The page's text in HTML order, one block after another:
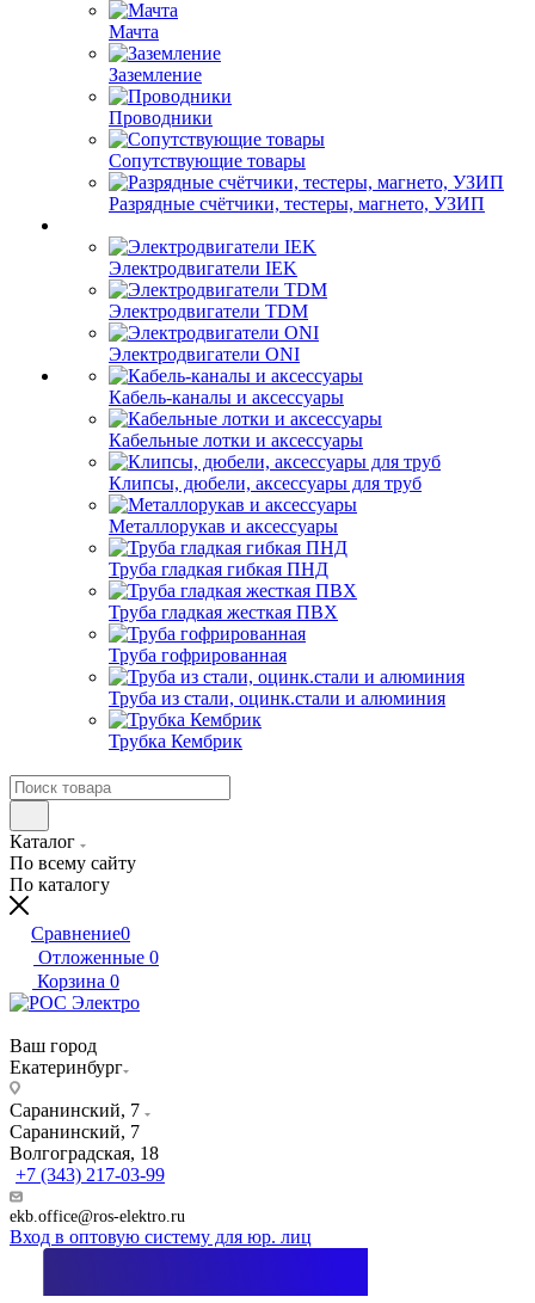
Мачта
Заземление
Проводники
Сопутствующие товары
Разрядные счётчики, тестеры, магнето, УЗИП
Электродвигатели IEK
Электродвигатели TDM
Электродвигатели ONI
Кабель-каналы и аксессуары
Кабельные лотки и аксессуары
Клипсы, дюбели, аксессуары для труб
Металлорукав и аксессуары
Труба гладкая гибкая ПНД
Труба гладкая жесткая ПВХ
Труба гофрированная
Труба из стали, оцинк.стали и алюминия
Трубка Кембрик
Каталог
По всему сайту
По каталогу
Сравнение0
Отложенные 0
Корзина 0
Ваш город
Екатеринбург
Саранинский, 7
Саранинский, 7
Волгоградская, 18
+7 (343) 217-03-99
ekb.office@ros-elektro.ru
Вход в оптовую систему для юр. лиц